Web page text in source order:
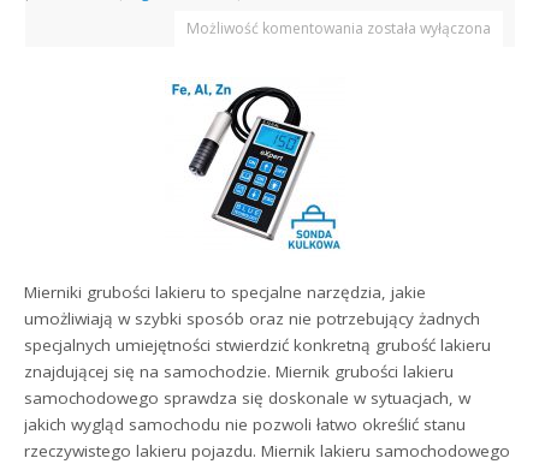
Możliwość komentowania została wyłączona
Mierniki grubości lakieru to specjalne narzędzia, jakie
umożliwiają w szybki sposób oraz nie potrzebujący żadnych
specjalnych umiejętności stwierdzić konkretną grubość lakieru
znajdującej się na samochodzie. Miernik grubości lakieru
samochodowego sprawdza się doskonale w sytuacjach, w
jakich wygląd samochodu nie pozwoli łatwo określić stanu
rzeczywistego lakieru pojazdu. Miernik lakieru samochodowego